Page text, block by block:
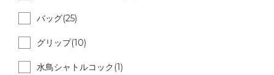
バッグ(25)
グリップ(10)
水鳥シャトルコック(1)